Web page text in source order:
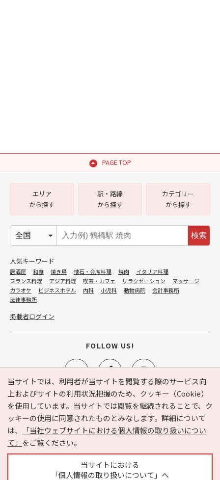
PAGE TOP
当サイトでは、利用者が当サイトを閲覧する際のサービス向
上およびサイトの利用状況把握のため、クッキー（Cookie）
を使用しています。当サイトでは閲覧を継続されることで、ク
ッキーの使用に同意されたものとみなします。詳細について
は、
「当社ウェブサイトにおける個人情報の取り扱いについ
て」 をご覧ください。
当サイトにおける
「個人情報の取り扱いについて」へ
e-NAVITA（イーナビタ）とは？ お気に入り
ヘルプ
利用規約
個人情報の取り扱いについて
運営会社
サイトマップ
広告掲載に関するお問い合わせ
エリア
から探す
駅・路線
から探す
カテゴリー
から探す
検索
人気キーワード
居酒屋 和食 焼き鳥 懐石・会席料理 焼肉
イタリア料理
フランス料理
アジア料理 喫茶・カフェ リラクゼーション
マッサージ
カラオケ
ビジネスホテル 内科 小児科 動物病院
会計事務所
法律事務所
掲載者ログイン
FOLLOW US!